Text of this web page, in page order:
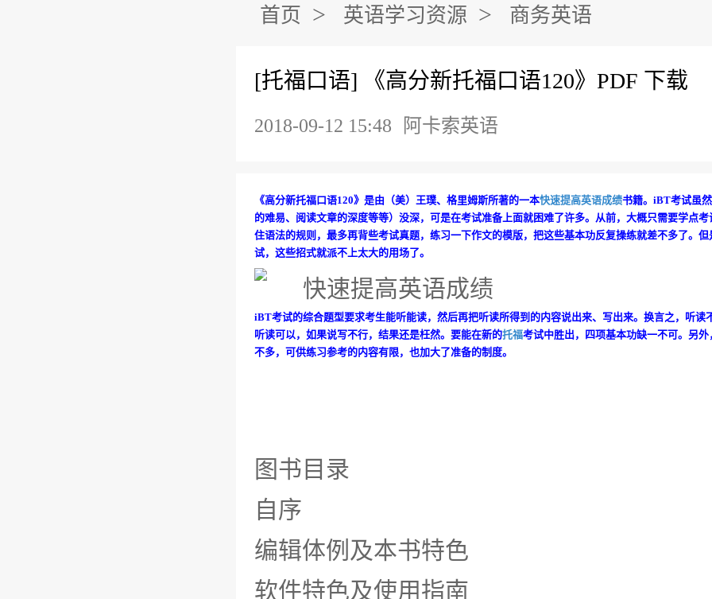
首页 > 英语学习资源 > 商务英语
[托福口语] 《高分新托福口语120》PDF 下载
2018-09-12 15:48 阿卡索英语
《高分新托福口语120》是由（美）王璞、格里姆斯所著的一本快速提高英语成绩书籍。iBT考试虽
的难易、阅读文章的深度等等）没深，可是在考试准备上面就困难了许多。从前，大概只需要学点
住语法的规则，最多再背些考试真题，练习一下作文的模版，把这些基本功反复操练就差不多了。
试，这些招式就派不上太大的用场了。
iBT考试的综合题型要求考生能听能读，然后再把听读所得到的内容说出来、写出来。换言之，听读
听读可以，如果说写不行，结果还是枉然。要能在新的托福考试中胜出，四项基本功缺一不可。另
不多，可供练习参考的内容有限，也加大了准备的制度。
图书目录
自序
编辑体例及本书特色
软件特色及使用指南